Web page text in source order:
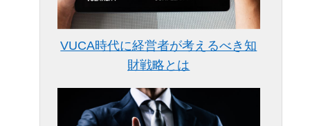
VUCA時代に経営者が考えるべき知
財戦略とは